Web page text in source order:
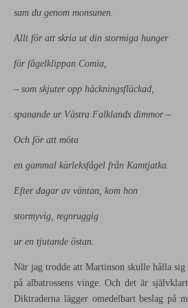
sam du genom monsunen.
Allt för att skria ut din stormiga hunger
för fågelklippan Comia,
– som skjuter opp häckningsfläckad,
spanande ur Västra Falklands dimmor –
Och för att möta
en gammal kärleksfågel från Kamtjatka.
Efter dagar av väntan, kom hon
stormyvig, regnruggig
ur en tjutande östan.
När jag trodde att Martinson skulle hålla sig
på albatrossens vinge. Och det är
Diktraderna lägger omedelbart beslag på